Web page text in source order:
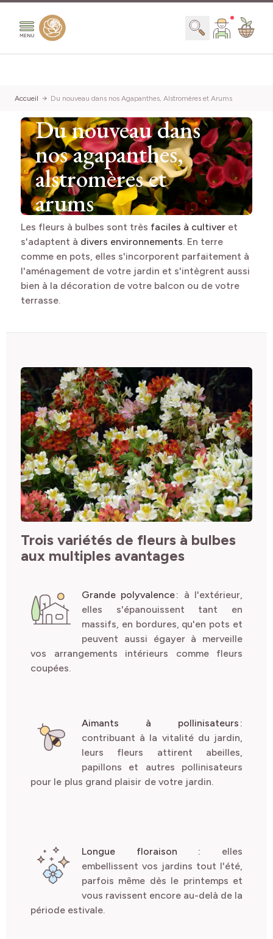
Chercher
Accueil Du nouveau dans nos Agapanthes, Alstromères et Arums
Du nouveau dans
nos agapanthes,
alstromères et
arums
Les fleurs à bulbes sont très faciles à cultiver et
s'adaptent à divers environnements. En terre
comme en pots, elles s'incorporent parfaitement à
l'aménagement de votre jardin et s'intègrent aussi
bien à la décoration de votre balcon ou de votre
terrasse.
Trois variétés de fleurs à bulbes
aux multiples avantages
Grande polyvalence: à l'extérieur,
elles s'épanouissent tant en
massifs, en bordures, qu'en pots et
peuvent aussi égayer à merveille
vos arrangements intérieurs comme fleurs
coupées.
Aimants à pollinisateurs :
contribuant à la vitalité du jardin,
leurs fleurs attirent abeilles,
papillons et autres pollinisateurs
pour le plus grand plaisir de votre jardin.
Longue floraison : elles
embellissent vos jardins tout l'été,
parfois même dès le printemps et
vous ravissent encore au-delà de la
période estivale.